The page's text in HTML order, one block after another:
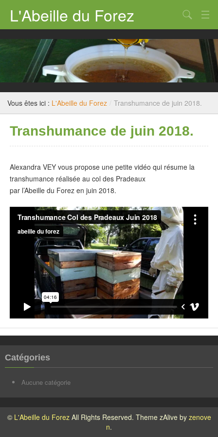
L'Abeille du Forez
Qui sommes nous ?
Rucher-école
Dossiers techniques
Législation
Vous êtes ici : L'Abeille du Forez / Transhumance de juin 2018.
Transhumance de juin 2018.
Alexandra VEY vous propose une petite vidéo qui résume la
transhumance réalisée au col des Pradeaux
par l’Abeille du Forez en juin 2018.
Catégories
Aucune catégorie
© L'Abeille du ForezAll Rights Reserved. Theme zAlive by zenove
n.